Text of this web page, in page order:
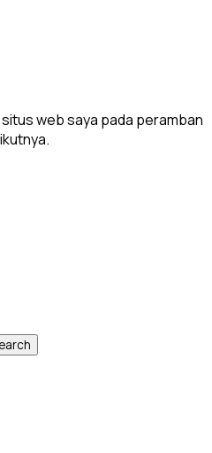
situs web saya pada peramban